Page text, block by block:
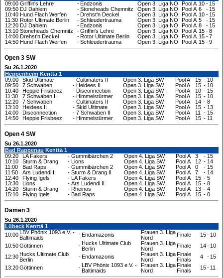
09:00 Griffin's Lehre -Endzonis Open 3. Liga NO Pool A 10 - 15
09:50 DJ Dahlem -Stoneheads Chemnitz Open 3. Liga NO Pool A 6 - 15
10:40 Hund Flach Werfen -Drehst'n Deckel Open 3. Liga NO Pool A 10 - 15
11:30 Rotor Ultimate Berlin -Schleudertrauma Open 3. Liga NO Pool A 5 - 15
12:20 DJ Dahlem -Endzonis Open 3. Liga NO Pool A 8 - 15
13:10 Stoneheads Chemnitz -Griffin's Lehre Open 3. Liga NO Pool A 15 -8
14:00 Drehst'n Deckel -Rotor Ultimate Berlin Open 3. Liga NO Pool A 15 -7
14:50 Hund Flach Werfen -Schleudertrauma Open 3. Liga NO Pool A 15 -9
Open 3 SW
Su 26.1.2020
Heppenheim Kenttä 1
09:00
Skid Ultimate - Cultimaters II Open 3. Liga SW Pool A 15 - 10
09:50
7 Schwaben - Heidees II Open 3. Liga SW Pool A 15 - 10
10:40
Heppie Frisbeez - Disconnection Open 3. Liga SW Pool A 10 - 15
11:30
7 Schwaben II - Himmelstürmer Open 3. Liga SW Pool A 15 - 10
12:20
7 Schwaben - Cultimaters II Open 3. Liga SW Pool A 14 - 8
13:10
Heidees II - Skid Ultimate Open 3. Liga SW Pool A 15 - 13
14:00
Disconnection - 7 Schwaben II Open 3. Liga SW Pool A 11 - 15
14:50
Heppie Frisbeez - Himmelstürmer Open 3. Liga SW Pool A 15 - 11
Open 4 SW
Su 26.1.2020
Bad Rappenau Kenttä 1
09:20
LA Fakers - Gummibärchen 2 Open 4. Liga SW Pool A 3 - 15
10:10
Sturm & Drang - Lions Open 4. Liga SW Pool A 12 - 14
11:00
Bad Raps - Gummibärchen 2 Open 4. Liga SW Pool A 0 - 15
11:50
Ars Ludendi II - Sturm & Drang II Open 4. Liga SW Pool A 7 - 14
12:40
Flying Igels - LA Fakers Open 4. Liga SW Pool A 15 - 5
13:30
Lions - Ars Ludendi II Open 4. Liga SW Pool A 15 - 8
14:20
Sturm & Drang - Rheinos Open 4. Liga SW Pool A 13 - 4
15:10
Flying Igels - Bad Raps Open 4. Liga SW Pool A 15 - 0
Damen 3
Su 26.1.2020
Lübeck Kenttä 1
10:00LBV Phönix 1093 e.V. -
Baltimaids
-Endamazonis
Frauen 3. Liga
Nord
Finale 15- 10
10:50Göttinnen -Hucks Ultimate Club
Berlin
Frauen 3. Liga
Nord
Finale 14- 10
12:30Hucks Ultimate Club
Berlin
-Endamazonis
Frauen 3. Liga
Nord
Finale
Finals
4 - 15
13:20Göttinnen -LBV Phönix 1093 e.V. -
Baltimaids
Frauen 3. Liga
Nord
Finale
Finals
15- 11